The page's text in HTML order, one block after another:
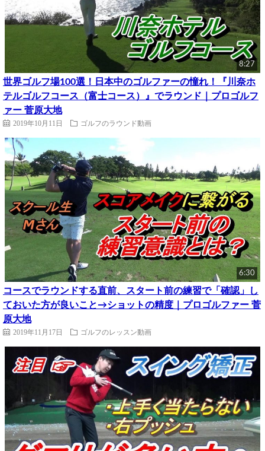
8:27
世界ゴルフ場100選！日本中のゴルファーの憧れ！『川奈ホ
テルゴルフコース（富士コース）』でラウンド｜プロゴルフ
ァー 菅原大地
2019年10月11日 ゴルフのラウンド動画
6:30
コースでラウンドする直前、スタート前の練習で「確認」し
ておいた方が良いこと→ショットの精度｜プロゴルファー 菅
原大地
2019年11月17日 ゴルフのレッスン動画